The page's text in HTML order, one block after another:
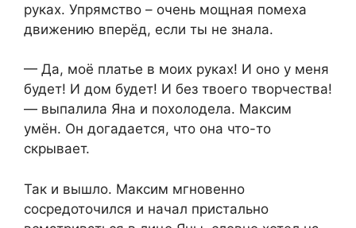
руках. Упрямство – очень мощная помеха
движению вперёд, если ты не знала.
— Да, моё платье в моих руках! И оно у меня
будет! И дом будет! И без твоего творчества!
— выпалила Яна и похолодела. Максим
умён. Он догадается, что она что-то
скрывает.
Так и вышло. Максим мгновенно
сосредоточился и начал пристально